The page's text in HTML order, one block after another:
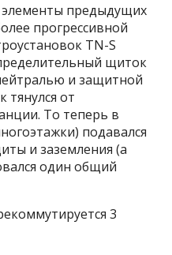
элементы предыдущих
прогрессивной
TN-S
щиток
и защитной
тянулся от
То теперь в
подавался
и заземления (а
один общий
3